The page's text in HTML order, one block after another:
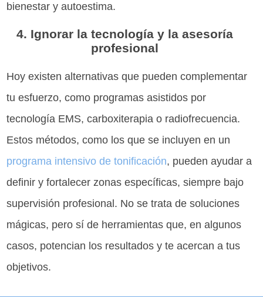
bienestar y autoestima.
4. Ignorar la tecnología y la asesoría
profesional
Hoy existen alternativas que pueden complementar
tu esfuerzo, como programas asistidos por
tecnología EMS, carboxiterapia o radiofrecuencia.
Estos métodos, como los que se incluyen en un
programa intensivo de tonificación, pueden ayudar a
definir y fortalecer zonas específicas, siempre bajo
supervisión profesional. No se trata de soluciones
mágicas, pero sí de herramientas que, en algunos
casos, potencian los resultados y te acercan a tus
objetivos.